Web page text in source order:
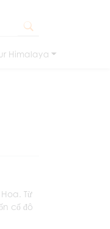
Himalaya
Từ
cố đô